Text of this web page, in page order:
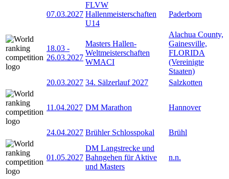
07.03.2027
FLVW
Hallenmeisterschaften
U14
Paderborn
18.03 -
26.03.2027
Masters Hallen-
Weltmeisterschaften
WMACI
Alachua County,
Gainesville,
FLORIDA
(Vereinigte
Staaten)
20.03.2027 34. Sälzerlauf 2027 Salzkotten
11.04.2027 DM Marathon Hannover
24.04.2027 Brühler Schlosspokal Brühl
01.05.2027
DM Langstrecke und
Bahngehen für Aktive
und Masters
n.n.